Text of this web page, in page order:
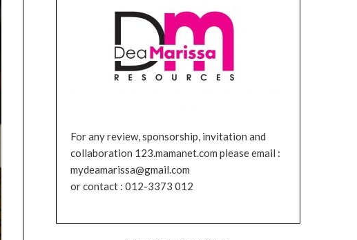
For any review, sponsorship, invitation and
collaboration 123.mamanet.com please email :
mydeamarissa@gmail.com
or contact : 012-3373 012